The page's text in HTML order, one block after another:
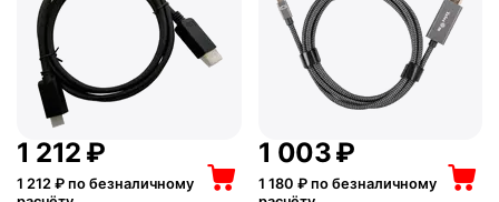
1 212 ₽
1 212 ₽ по безналичному
1 003₽
1 180 ₽ по безналичному